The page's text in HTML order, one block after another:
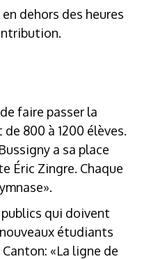
dehors des heures
faire passer la
800 à 1200 élèves.
a sa place
Éric Zingre. Chaque
qui doivent
étudiants
«La ligne de